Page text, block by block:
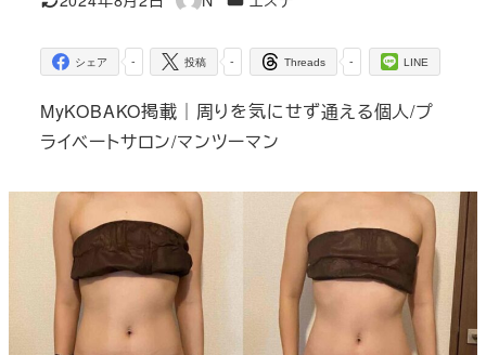
更新日
著
-
シェア -
投稿 -
Threads LINE
MyKOBAKO掲載｜周りを気にせず通える個人/プ
ライベートサロン/マンツーマン